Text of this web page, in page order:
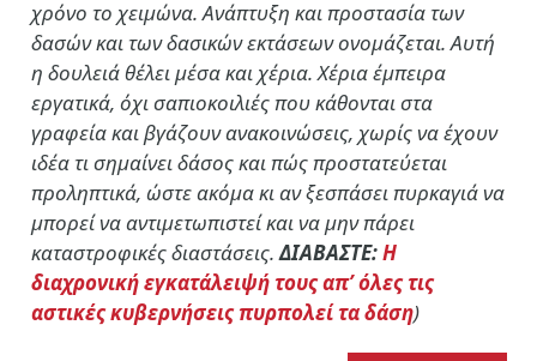
χρόνο το χειμώνα. Ανάπτυξη και προστασία των
δασών και των δασικών εκτάσεων ονομάζεται. Αυτή
η δουλειά θέλει μέσα και χέρια. Χέρια έμπειρα
εργατικά, όχι σαπιοκοιλιές που κάθονται στα
γραφεία και βγάζουν ανακοινώσεις, χωρίς να έχουν
ιδέα τι σημαίνει δάσος και πώς προστατεύεται
προληπτικά, ώστε ακόμα κι αν ξεσπάσει πυρκαγιά να
μπορεί να αντιμετωπιστεί και να μην πάρει
καταστροφικές διαστάσεις.ΔΙΑΒΑΣΤΕ:Η
διαχρονική εγκατάλειψή τους απ’ όλες τις
αστικές κυβερνήσεις πυρπολεί τα δάση)